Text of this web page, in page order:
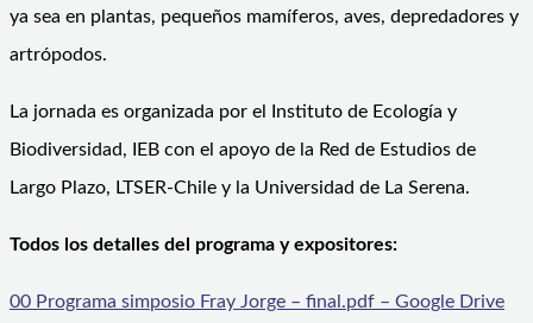
ya sea en plantas, pequeños mamíferos, aves, depredadores y
artrópodos.
La jornada es organizada por el Instituto de Ecología y
Biodiversidad, IEB con el apoyo de la Red de Estudios de
Largo Plazo, LTSER-Chile y la Universidad de La Serena.
Todos los detalles del programa y expositores:
00 Programa simposio Fray Jorge – final.pdf – Google Drive